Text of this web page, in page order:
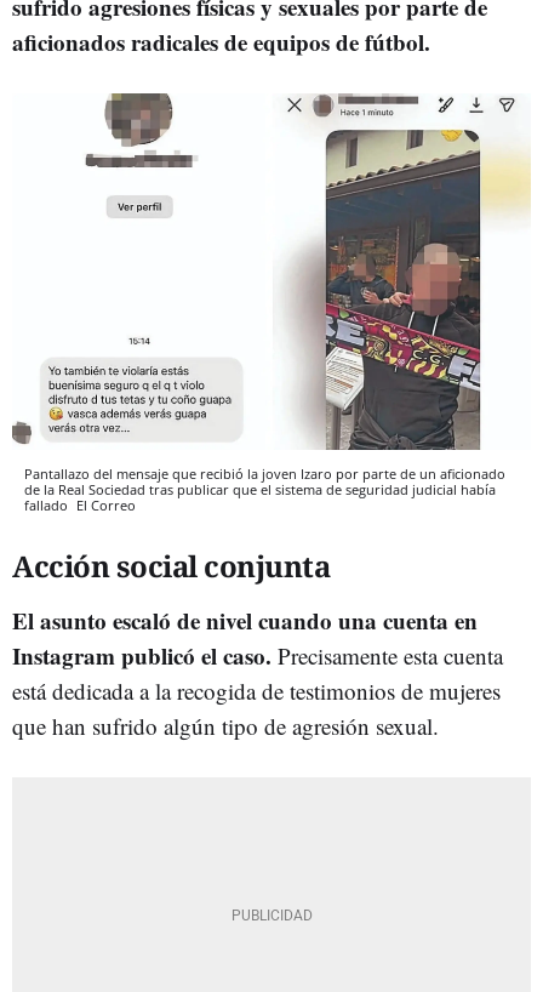
sufrido agresiones físicas y sexuales por parte de
aficionados radicales de equipos de fútbol.
Pantallazo del mensaje que recibió la joven Izaro por parte de un aficionado
de la Real Sociedad tras publicar que el sistema de seguridad judicial había
fallado El Correo
Acción social conjunta
El asunto escaló de nivel cuando una cuenta en
Instagram publicó el caso. Precisamente esta cuenta
está dedicada a la recogida de testimonios de mujeres
que han sufrido algún tipo de agresión sexual.